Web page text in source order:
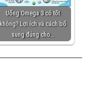
Uống Omega 3 có tốt
không? Lợi ích và cách bổ
sung đúng cho…